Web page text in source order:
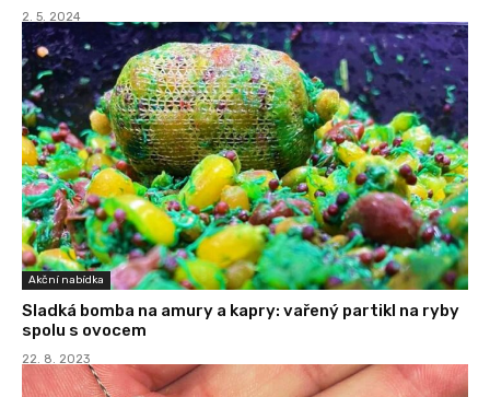
2. 5. 2024
Akční nabídka
Sladká bomba na amury a kapry: vařený partikl na ryby
spolu s ovocem
22. 8. 2023